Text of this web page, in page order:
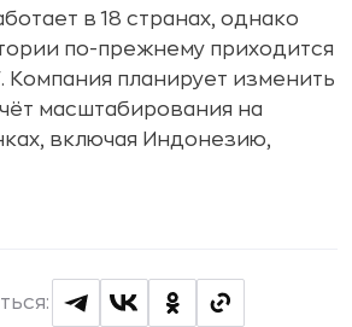
в 18 странах, однако
по-прежнему приходится
Компания планирует изменить
масштабирования на
включая Индонезию,